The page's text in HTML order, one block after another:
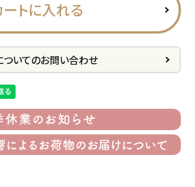
会員登録
ートに入れる
ついてのお問い合わせ